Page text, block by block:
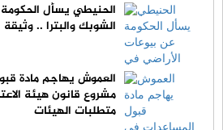
الحنيطي يسأل
الشوبك والبترا .. وثيقة
العموش يهاجم مادة
مشروع قانون هيئة
متطلبات الهيئات